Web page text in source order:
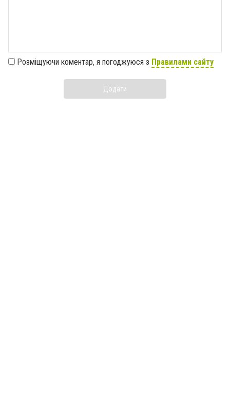
Розміщуючи коментар, я погоджуюся з Правилами сайту
Додати